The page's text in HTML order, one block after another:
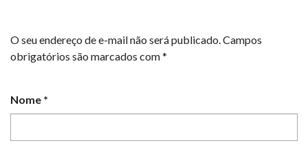
O seu endereço de e-mail não será publicado.Campos
obrigatórios são marcados com*
Nome *